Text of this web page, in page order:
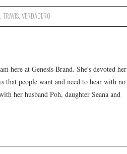
,TRAVIS,VERDADERO
here at Genesis Brand. She's devoted her
people want and need to hear with no
her husband Poh, daughter Seana and